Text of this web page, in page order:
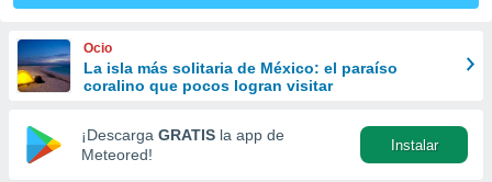
las
y
forma
digital
basada
Ocio
La isla más solitaria de México: el paraíso
coralino que pocos logran visitar
¡Descarga GRATIS la app de
Meteored!
Instalar